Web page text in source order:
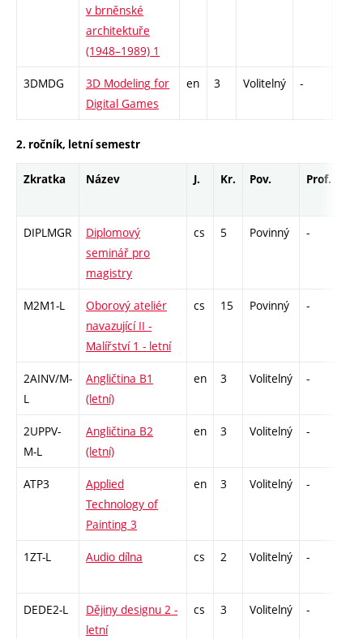
v brněnské
architektuře
(1948–1989) 1
3DMDG
3D Modeling for
Digital Games
en 3 Volitelný -
2. ročník, letní semestr
Zkratka Název J. Kr. Pov. Prof.
DIPLMGR
Diplomový
seminář pro
magistry
cs 5 Povinný -
M2M1-L
Oborový ateliér
navazující II -
Malířství 1 - letní
cs 15 Povinný -
2AINV/M-
L
Angličtina B1
(letní)
en 3 Volitelný -
2UPPV-
M-L
Angličtina B2
(letní)
en 3 Volitelný -
ATP3
Applied
Technology of
Painting 3
en 3 Volitelný -
1ZT-L Audio dílna cs 2 Volitelný -
DEDE2-L
Dějiny designu 2 -
letní
cs 3 Volitelný -